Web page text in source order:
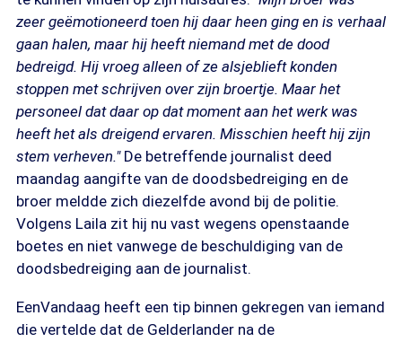
zeer geëmotioneerd toen hij daar heen ging en is verhaal
gaan halen, maar hij heeft niemand met de dood
bedreigd. Hij vroeg alleen of ze alsjeblieft konden
stoppen met schrijven over zijn broertje. Maar het
personeel dat daar op dat moment aan het werk was
heeft het als dreigend ervaren. Misschien heeft hij zijn
stem verheven."De betreffende journalist deed
maandag aangifte van de doodsbedreiging en de
broer meldde zich diezelfde avond bij de politie.
Volgens Laila zit hij nu vast wegens openstaande
boetes en niet vanwege de beschuldiging van de
doodsbedreiging aan de journalist.
EenVandaag heeft een tip binnen gekregen van iemand
die vertelde dat de Gelderlander na de